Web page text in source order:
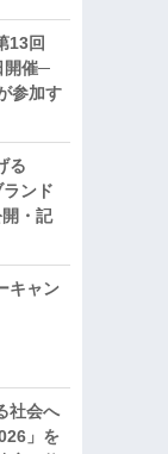
13回
開催─
参加す
る
ンド
・記
キャン
社会へ
」を